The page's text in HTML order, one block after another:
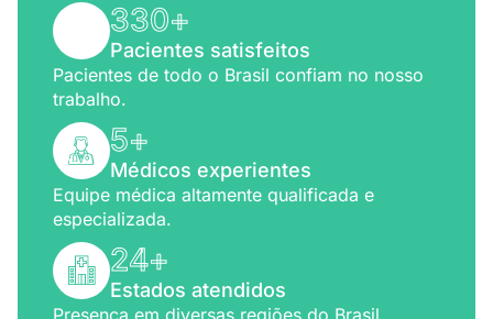
330+
Pacientes satisfeitos
Pacientes de todo o Brasil confiam no nosso
trabalho.
5+
Médicos experientes
Equipe médica altamente qualificada e
especializada.
24+
Estados atendidos